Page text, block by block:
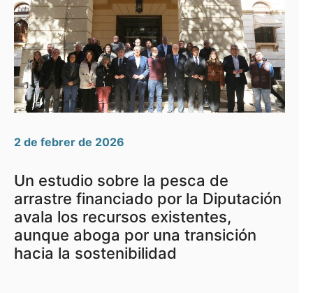
2 de febrer de 2026
Un estudio sobre la pesca de
arrastre financiado por la Diputación
avala los recursos existentes,
aunque aboga por una transición
hacia la sostenibilidad